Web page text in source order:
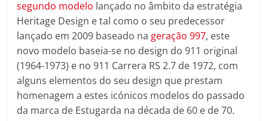
segundo modelo lançado no âmbito da estratégia
Heritage Design e tal como o seu predecessor
lançado em 2009 baseado na geração 997, este
novo modelo baseia-se no design do 911 original
(1964-1973) e no 911 Carrera RS 2.7 de 1972, com
alguns elementos do seu design que prestam
homenagem a estes icónicos modelos do passado
da marca de Estugarda na década de 60 e de 70.